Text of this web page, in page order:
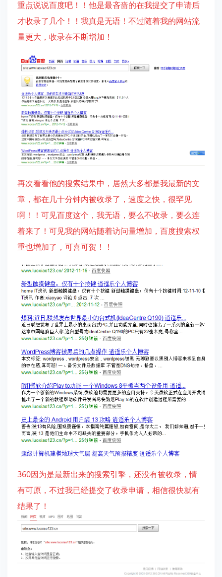
重点说说百度吧！！他是最吝啬的在我提交了申请后
才收录了几个！！我真是无语！不过随着我的网站流
量更大，收录在不断增加！
再次看看他的搜索结果中，居然大多都是我最新的文
章，都在几十分钟内被收录了，速度之快，很罕见
啊！！可见百度这个，我无语，要么不收录，要么连
着来了！可见我的网站随着访问量增加，百度搜索权
重也增加了，可喜可贺！！
360因为是最新出来的搜索引擎，还没有被收录，情
有可原，不过我已经提交了收录申请，相信很快就有
结果了！